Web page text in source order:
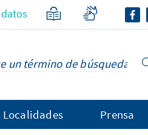
Localidades Prensa